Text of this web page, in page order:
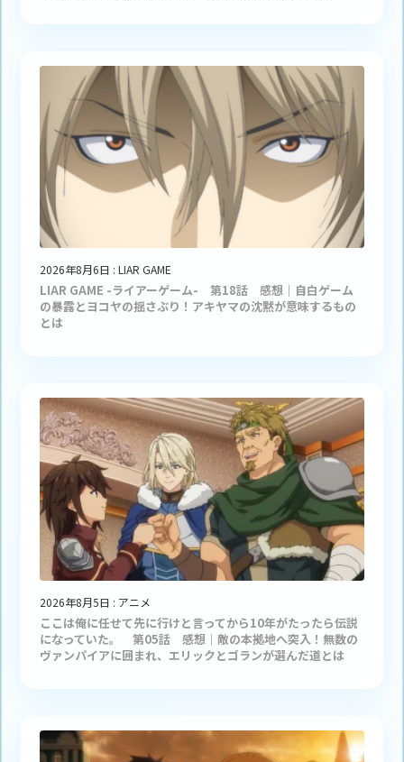
2026年8月6日 : LIAR GAME
LIAR GAME -ライアーゲーム- 第18話 感想｜自白ゲーム
の暴露とヨコヤの揺さぶり！アキヤマの沈黙が意味するもの
とは
2026年8月5日 : アニメ
ここは俺に任せて先に行けと言ってから10年がたったら伝説
になっていた。 第05話 感想｜敵の本拠地へ突入！無数の
ヴァンパイアに囲まれ、エリックとゴランが選んだ道とは